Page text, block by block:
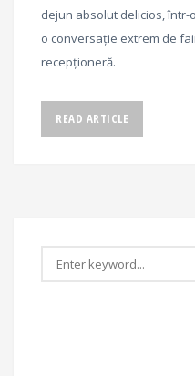
dejun absolut delicios,
o conversație extrem de
recepționeră.
READ ARTICLE